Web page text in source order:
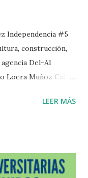
Independencia #5
construcción,
Del-Al
Loera Muñoz Calle
Mexicanos, S.A.
34770.Trabaja
LEER MÁS